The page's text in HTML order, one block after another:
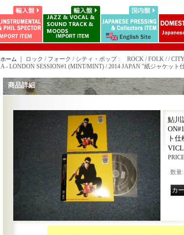
ホーム ｜ ロック / フォーク / シティ・ポップ : ROCK / FOLK / /
A - LONDON SESSION#1 (MINT/MINT) / 2014 JAPAN "紙ジャケット
商品詳細
鮎川
ト
PRICE
数量: